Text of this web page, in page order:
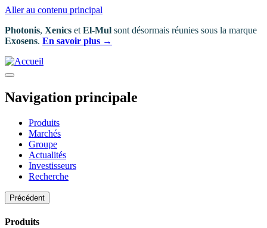
Aller au contenu principal
Photonis, Xenics et El-Mul sont désormais réunies sous la marque
Exosens. En savoir plus →
Navigation principale
Produits
Marchés
Groupe
Actualités
Investisseurs
Recherche
Précédent
Produits